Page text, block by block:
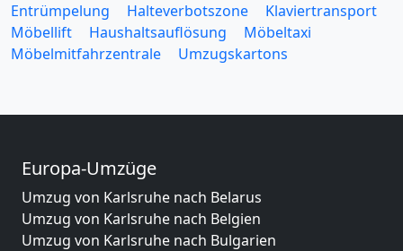
Entrümpelung
Halteverbotszone
Klaviertransport
Möbellift
Haushaltsauflösung
Möbeltaxi
Möbelmitfahrzentrale
Umzugskartons
Europa-Umzüge
Umzug von Karlsruhe nach Belarus
Umzug von Karlsruhe nach Belgien
Umzug von Karlsruhe nach Bulgarien